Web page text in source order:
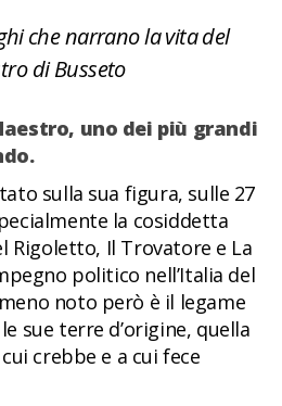
che narrano la vita del
di Busseto
uno dei più grandi
sulla sua figura, sulle 27
la cosiddetta
Rigoletto, Il Trovatore e La
politico nell’Italia del
noto però è il legame
sue terre d’origine, quella
crebbe e a cui fece